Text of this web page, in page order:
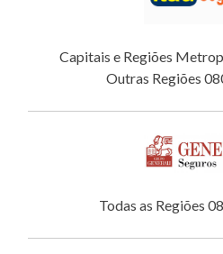
Capitais e Regiões
Outras Regiões
Todas as Regiões